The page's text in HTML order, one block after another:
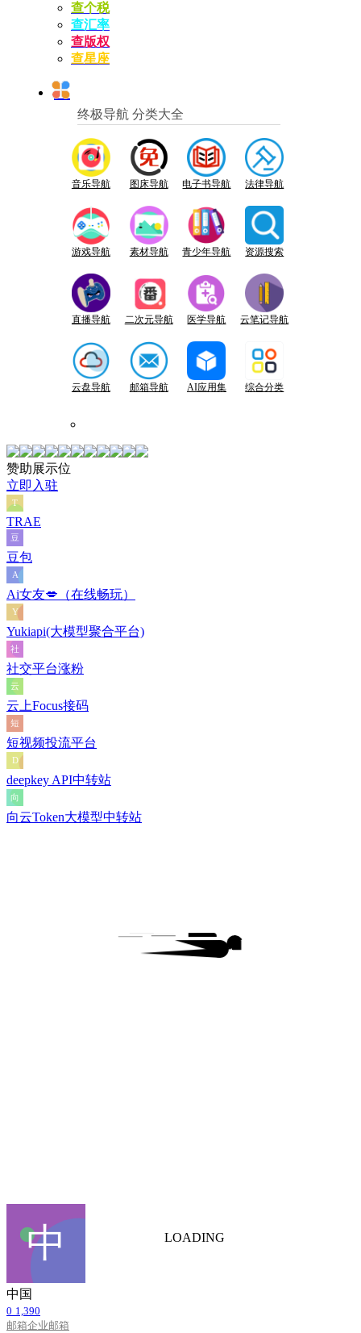
LOADING
查个税
查汇率
查版权
查星座
终极导航 分类大全
音乐导航 图床导航 电子书导航 法律导航
游戏导航 素材导航 青少年导航 资源搜索
直播导航 二次元导航 医学导航 云笔记导航
云盘导航 邮箱导航 AI应用集 综合分类
赞助展示位
立即入驻
TRAE
豆包
Ai女友💋（在线畅玩）
Yukiapi(大模型聚合平台)
社交平台涨粉
云上Focus接码
短视频投流平台
deepkey API中转站
向云Token大模型中转站
中国
0 1,390
邮箱企业邮箱